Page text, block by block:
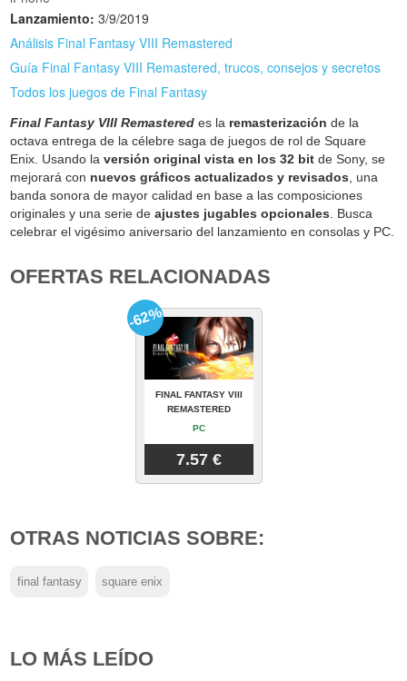
Lanzamiento: 3/9/2019
Análisis Final Fantasy VIII Remastered
Guía Final Fantasy VIII Remastered, trucos, consejos y secretos
Todos los juegos de Final Fantasy
Final Fantasy VIII Remastered es la remasterización de la
octava entrega de la célebre saga de juegos de rol de Square
Enix. Usando laversión original vista en los 32 bit de Sony, se
mejorará con nuevos gráficos actualizados y revisados , una
banda sonora de mayor calidad en base a las composiciones
originales y una serie de ajustes jugables opcionales . Busca
celebrar el vigésimo aniversario del lanzamiento en consolas y PC.
OFERTAS RELACIONADAS
FINAL FANTASY VIII
REMASTERED
PC
7.57 €
-62%
OTRAS NOTICIAS SOBRE:
final fantasy square enix
LO MÁS LEÍDO